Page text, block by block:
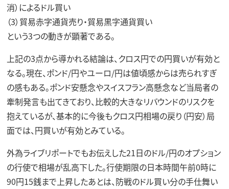
消）によるドル買い
（3）貿易赤字通貨売り・貿易黒字通貨買い
という3つの動きが顕著である。
上記の3点から導かれる結論は、クロス円での円買いが有効と
なる。現在、ポンド/円やユーロ/円は値頃感からは売られすぎ
の感もある。ポンド安懸念やスイスフラン高懸念など当局者の
牽制発言も出てきており、比較的大きなリバウンドのリスクを
抱えているが、基本的に今後もクロス円相場の戻り（円安）局
面では、円買いが有効とみている。
外為ライブリポートでもお伝えした21日のドル/円のオプション
の行使で相場が乱高下した。行使期限の日本時間午前0時に
90円15銭まで上昇したあとは、防戦のドル買い分の手仕舞い